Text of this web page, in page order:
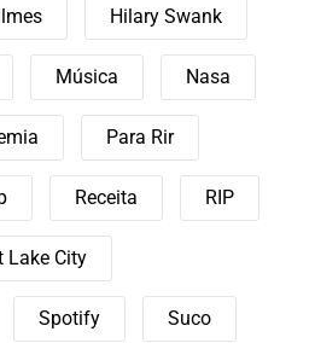
Hilary Swank
Música Nasa
Para Rir
Receita RIP
Lake City
Spotify Suco